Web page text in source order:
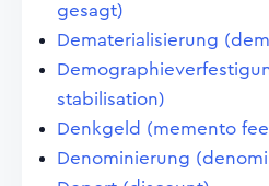
gesagt)
Dematerialisierung
stabilisation)
Denkgeld (memento
Denominierung